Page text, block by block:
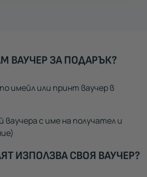
ВАУЧЕР ЗА ПОДАРЪК?
имейл или принт ваучер в
ваучера с име на получател и
ИЗПОЛЗВА СВОЯ ВАУЧЕР?